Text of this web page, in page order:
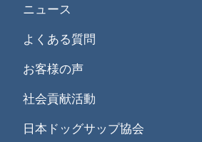
ニュース
よくある質問
お客様の声
社会貢献活動
日本ドッグサップ協会